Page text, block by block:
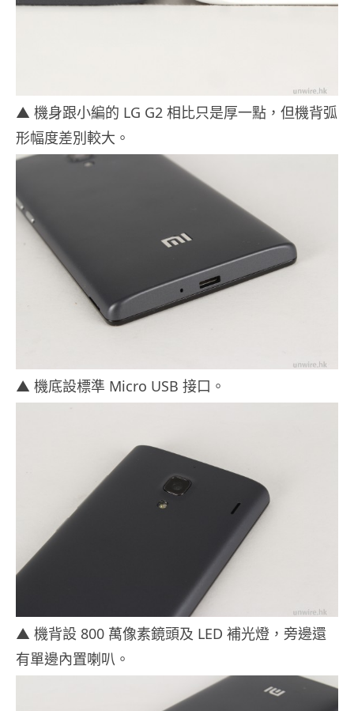
▲ 機身跟小編的 LG G2 相比只是厚一點，但機背弧
形幅度差別較大。
▲ 機底設標準 Micro USB 接口。
▲ 機背設 800 萬像素鏡頭及 LED 補光燈，旁邊還
有單邊內置喇叭。